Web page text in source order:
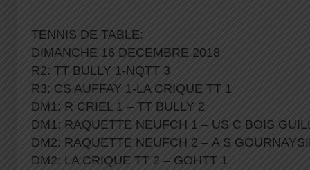
TENNIS DE TABLE:
DIMANCHE 16 DECEMBRE 2018
R2: TT BULLY 1-NQTT 3
R3: CS AUFFAY 1-LA CRIQUE TT 1
DM1: R CRIEL 1 – TT BULLY 2
DM1: RAQUETTE NEUFCH 1 – US C BOIS
DM2: RAQUETTE NEUFCH 2 – A S
DM2: LA CRIQUE TT 2 – GOHTT 1